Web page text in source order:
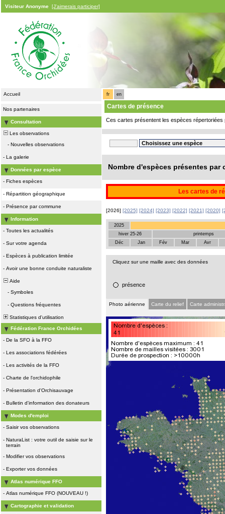
Visiteur Anonyme [J'aimerais participer]
Accueil
Nos partenaires
Consultation
Les observations
- Nouvelles observations
- La galerie
Données par espèce
- Fiches espèces
- Répartition géographique
- Présence par commune
Information
- Toutes les actualités
- Sur votre agenda
- Espèces à publication limitée
- Avoir une bonne conduite naturaliste
Aide
- Symboles
- Questions fréquentes
Statistiques d'utilisation
Fédération France Orchidées
- De la SFO à la FFO
- Les associations fédérées
- Les activités de la FFO
- Charte de l'orchidophile
- Présentation d'Orchisauvage
- Bulletin d'information des donateurs
Modes d'emploi
- Saisir vos observations
- NaturaList : votre outil de saisie sur le
terrain
- Modifier vos observations
- Exporter vos données
Atlas numérique FFO
- Atlas numérique FFO (NOUVEAU !)
Cartographie et validation
fr en
Cartes de présence
Ces cartes présentent les espèces répertoriées
Nombre d'espèces présentes par
Les cartes de
[2026] [2025] [2024] [2023] [2022] [2021] [2020]
2025
hiver 25-26
printemps
Déc
Jan Fév Mar Avr
Cliquez sur une maille avec des données
présence
Photo aérienne Carte du relief Carte